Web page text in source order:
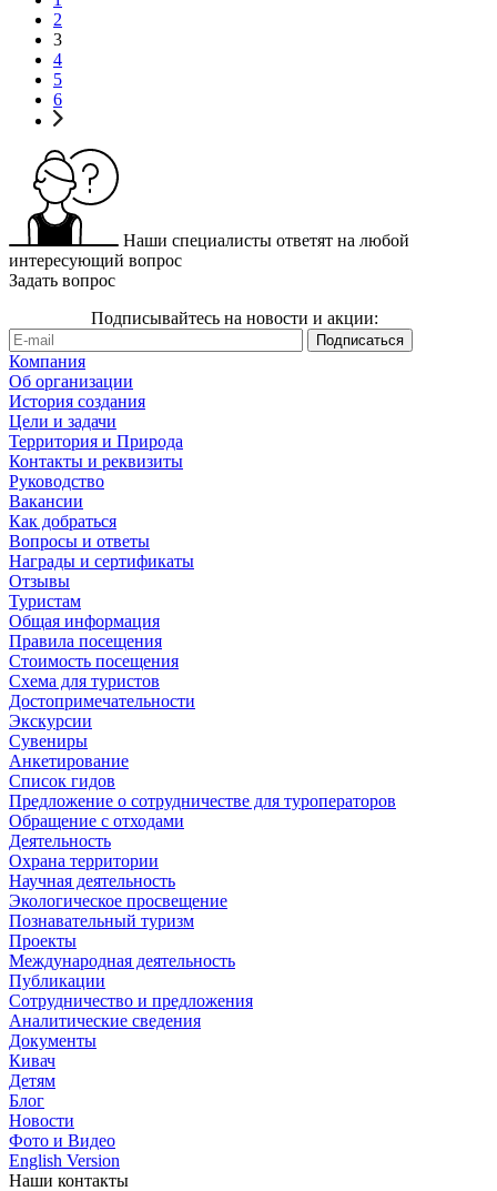
2
3
4
5
6
Наши специалисты ответят на любой
интересующий вопрос
Задать вопрос
Подписывайтесь на новости и акции:
Компания
Об организации
История создания
Цели и задачи
Территория и Природа
Контакты и реквизиты
Руководство
Вакансии
Как добраться
Вопросы и ответы
Награды и сертификаты
Отзывы
Туристам
Общая информация
Правила посещения
Стоимость посещения
Схема для туристов
Достопримечательности
Экскурсии
Сувениры
Анкетирование
Список гидов
Предложение о сотрудничестве для туроператоров
Обращение с отходами
Деятельность
Охрана территории
Научная деятельность
Экологическое просвещение
Познавательный туризм
Проекты
Международная деятельность
Публикации
Сотрудничество и предложения
Аналитические сведения
Документы
Кивач
Детям
Блог
Новости
Фото и Видео
English Version
Наши контакты